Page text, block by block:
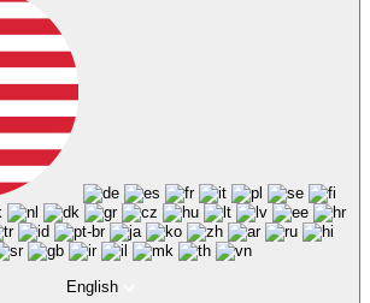
English